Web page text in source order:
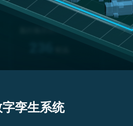
孪生系统